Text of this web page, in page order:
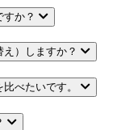
か？
）しますか？
べたいです。